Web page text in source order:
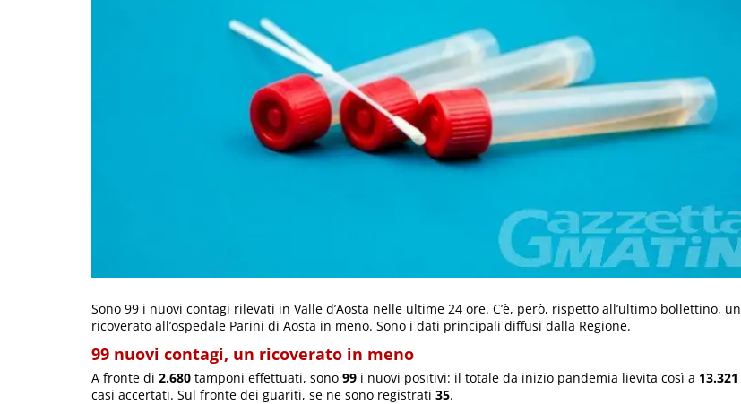
Sono 99 i nuovi contagi rilevati in Valle d’Aosta nelle ultime 24 ore. C’è, però, rispetto all’ultimo bollettino, un
ricoverato all’ospedale Parini di Aosta in meno. Sono i dati principali diffusi dalla Regione.
99 nuovi contagi, un ricoverato in meno
A fronte di 2.680 tamponi effettuati, sono 99 i nuovi positivi: il totale da inizio pandemia lievita così a 13.321
casi accertati. Sul fronte dei guariti, se ne sono registrati 35.